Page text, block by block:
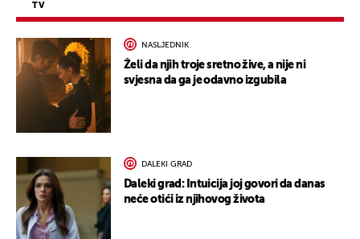
TV
NASLJEDNIK
Želi da njih troje sretno žive, a nije ni
svjesna da ga je odavno izgubila
DALEKI GRAD
Daleki grad: Intuicija joj govori da danas
neće otići iz njihovog života